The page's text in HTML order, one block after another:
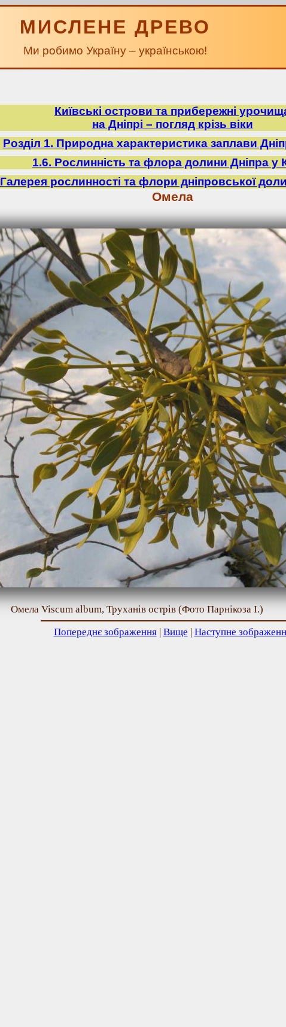
МИСЛЕНЕ ДРЕВО
Ми робимо Україну – українською!
Київські острови та прибережні
на Дніпрі – погляд крізь віки
Розділ 1. Природна характеристика заплави
1.6. Рослинність та флора долини Дніпра у
Галерея рослинності та флори дніпровської
Омела
Омела Viscum album, Труханів острів (Фото Парнікоза І.)
Попереднє зображення| Вище | Наступне